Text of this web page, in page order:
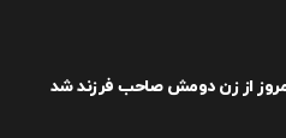
از زن دومش صاحب فرزند شد